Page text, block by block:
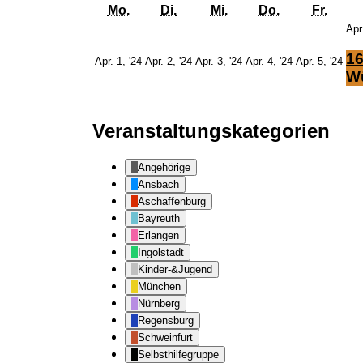
Mo. Montag
Di. Dienstag
Mi. Mittwoch
Do. Donnerstag
Fr.
Apr. 1, '241.Apr. 2, '242.Apr. 3, '243.Apr. 4, '244.Apr. 5, '245.
Veranstaltungskategorien
Angehörige
Ansbach
Aschaffenburg
Bayreuth
Erlangen
Ingolstadt
Kinder-&Jugend
München
Nürnberg
Regensburg
Schweinfurt
Selbsthilfegruppe